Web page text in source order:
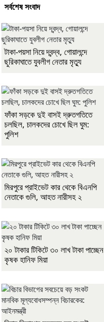
সর্বশেষ সংবাদ
টাকা-পয়সা নিয়ে দ্বন্দ্ব, গোয়ালন্দে
ছুরিকাঘাতে যুবলীগ নেতার মৃত্যু
ফাঁকা সড়কে দুই বাসই দ্রুতগতিতে
চলছিল, চালকদের চোখে ছিল ঘুম:
পুলিশ
মিরপুরে প্রাইভেট কার থেকে বিএনপি
নেতাকে গুলি, আহত নারীসহ ২
২০ টাকার টিকিটে ৩০ লাখ টাকা পাচ্ছেন
কৃষক হানিফ মিয়া